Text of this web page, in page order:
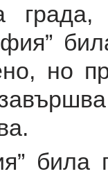
но
била